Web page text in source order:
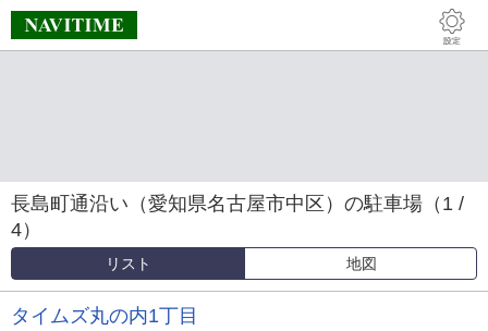
長島町通沿い（愛知県名古屋市中区）の駐車場（1 /
4）
リスト 地図
タイムズ丸の内1丁目